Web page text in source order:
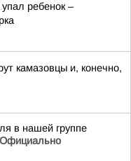
ребенок –
камазовцы и, конечно,
в нашей группе